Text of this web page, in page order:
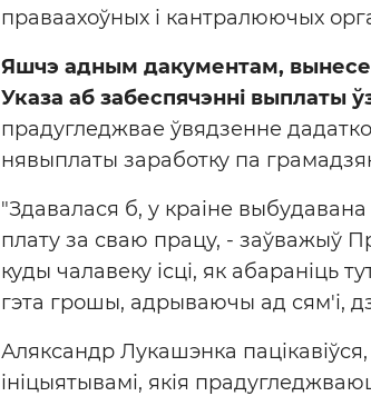
праваахоўных і кантралюючых
Яшчэ адным дакументам,
Указа аб забеспячэнні выплаты
прадугледжвае ўвядзенне
нявыплаты заработку па
"Здавалася б, у краіне
плату за сваю працу, - заўважыў
куды чалавеку ісці, як абараніць
гэта грошы, адрываючы ад сям'і,
Аляксандр Лукашэнка
ініцыятывамі, якія